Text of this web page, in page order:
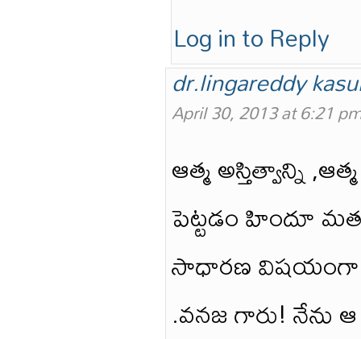
Log in to Reply
dr.lingareddy
April 30, 2013 at 6:21
ఆత్మ అస్తిత్వాన్ని
పెట్టడం హిందూ
సాధారణ విషయంగా
.వనజ గారు! నేను